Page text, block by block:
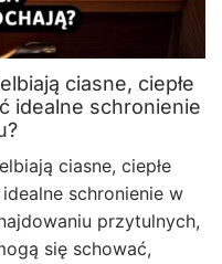
ciasne, ciepłe
idealne schronienie
ciasne, ciepłe
schronienie w
przytulnych,
się schować,